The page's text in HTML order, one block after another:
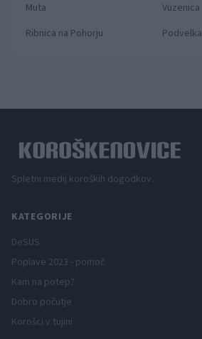
Muta
Vuzenica
Ribnica na Pohorju
Podvelka
Spletni medij koroških dogodkov.
KATEGORIJE
DeSUS
Poplave 2023 - pomoč
Kam na potep?
Dobro počutje
Korošci v tujini